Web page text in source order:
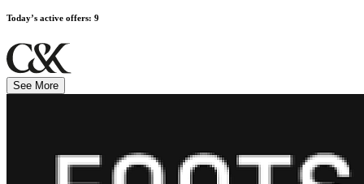
Today’s active offers: 9
See More